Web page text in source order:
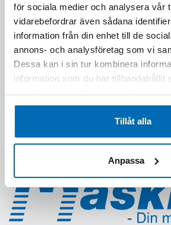
för sociala medier och analysera vår
vidarebefordrar även sådana
information från din enhet till de
annons- och analysföretag som vi
Dessa kan i sin tur kombinera
information som du har tillhandahållit
samlat in när du har använt deras
Tillåt alla
Anpassa
HEM
KÖP DEVELON
KÖP ELMASKINER
KÖP REDSKAP & TILLBEHÖR
E-HANDEL
BEGAGNAT
FÖRETAGET
WEBSHOP